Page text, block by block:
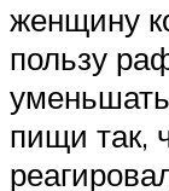
женщину
пользу
пищи так,